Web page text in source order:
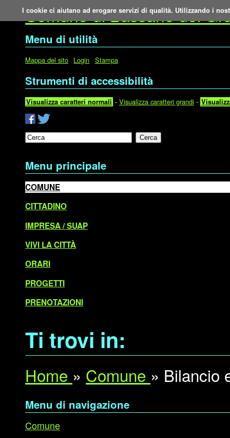
Comune di Bassano del
Menu di utilità
Mappa del sito Login Stampa
Strumenti di accessibilità
Visualizza caratteri normali - Visualizza caratteri grandi -
Cerca
Menu principale
COMUNE
CITTADINO
IMPRESA / SUAP
VIVI LA CITTÀ
ORARI
PROGETTI
PRENOTAZIONI
Ti trovi in:
Home » Comune » Bilancio
Menu di navigazione
Comune
I cookie ci aiutano ad erogare servizi di qualità. Utilizzando i